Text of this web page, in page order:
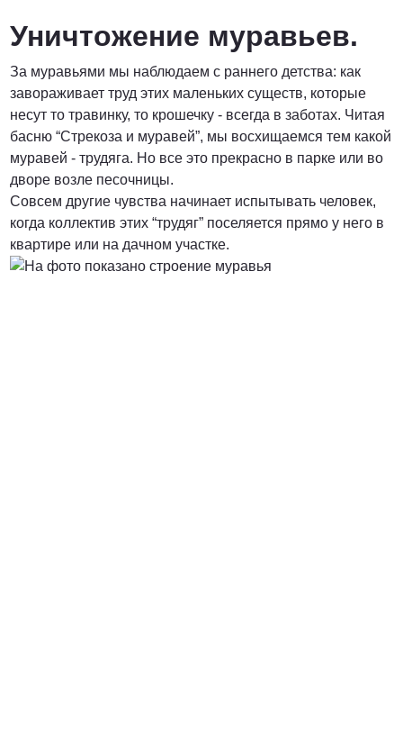
Договорная
ПОЗВОНИТЬ
от 1500 Руб.
ПОЗВОНИТЬ
Уничтожение муравьев.
За муравьями мы наблюдаем с раннего детства: как
завораживает труд этих маленьких существ, которые
несут то травинку, то крошечку - всегда в заботах. Читая
басню “Стрекоза и муравей”, мы восхищаемся тем какой
муравей - трудяга. Но все это прекрасно в парке или во
дворе возле песочницы.
Совсем другие чувства начинает испытывать человек,
когда коллектив этих “трудяг” поселяется прямо у него в
квартире или на дачном участке.